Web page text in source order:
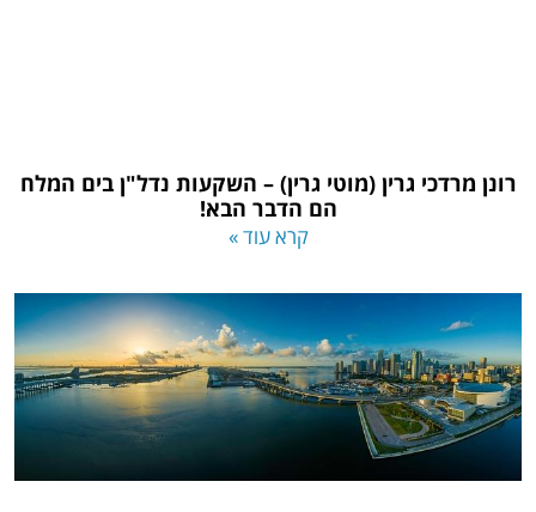
רונן מרדכי גרין (מוטי גרין) – השקעות נדל"ן בים המלח
הם הדבר הבא!
קרא עוד »